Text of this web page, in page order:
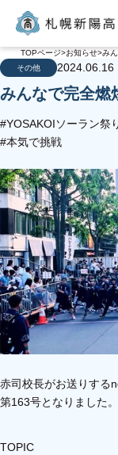
TOPページ お知らせ み
その他
2024.06.16
みんなで完全燃
#YOSAKOIソーラン祭
#本気で挑戦
赤司校長がお送りする
第163号となりました。
TOPIC